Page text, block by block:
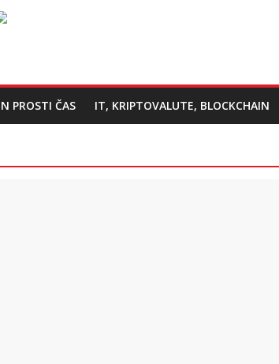
PROSTI ČAS IT, KRIPTOVALUTE, BLOCKCHAIN